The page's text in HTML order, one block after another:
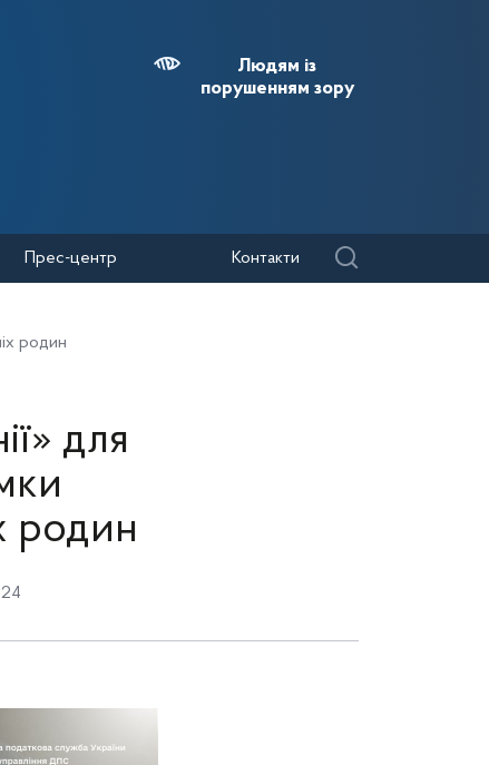
Людям із
порушенням зору
Прес-центр Контакти
родин
для
родин